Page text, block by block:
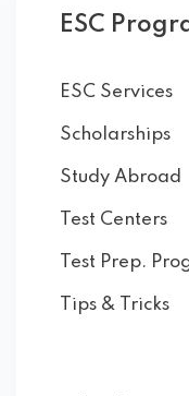
ESC
ESC Services
Scholarships
Study Abroad
Test Centers
Test Prep.
Tips & Tricks